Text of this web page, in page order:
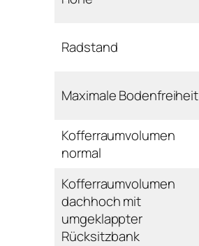
Radstand
Maximale Bodenfreiheit
Kofferraumvolumen
normal
Kofferraumvolumen
dachhoch mit
umgeklappter
Rücksitzbank